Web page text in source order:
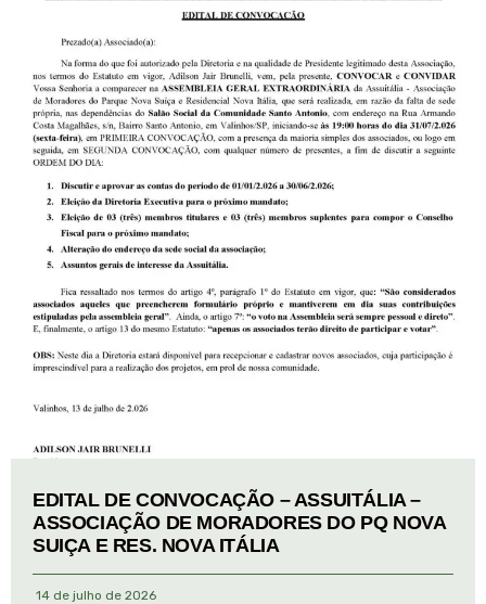
EDITAL DE CONVOCAÇÃO – ASSUITÁLIA –
ASSOCIAÇÃO DE MORADORES DO PQ NOVA
SUIÇA E RES. NOVA ITÁLIA
14 de julho de 2026